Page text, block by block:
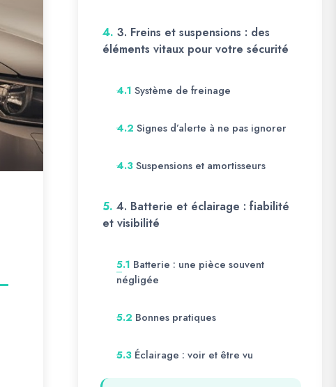
4. 3. Freins et suspensions : des
éléments vitaux pour votre sécurité
4.1 Système de freinage
4.2 Signes d’alerte à ne pas ignorer
4.3 Suspensions et amortisseurs
5. 4. Batterie et éclairage : fiabilité
et visibilité
5.1 Batterie : une pièce souvent
négligée
5.2 Bonnes pratiques
5.3 Éclairage : voir et être vu